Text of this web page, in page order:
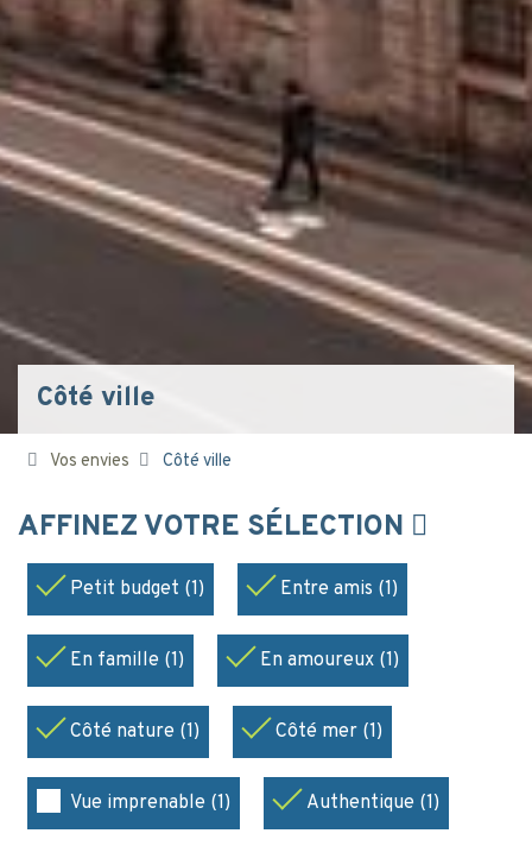
Côté ville
Vos envies Côté ville
AFFINEZ VOTRE SÉLECTION
Petit budget (1) Entre amis (1)
En famille (1) En amoureux (1)
Côté nature (1) Côté mer (1)
Vue imprenable (1) Authentique (1)